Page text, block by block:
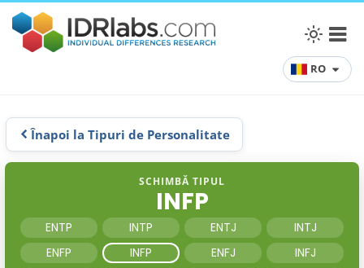
RO
Înapoi la Tipuri de Personalitate
SCHIMBĂ TIPUL
INFP
ENTP INTP ENTJ
INTJ
ENFP
INFP ENFJ
INFJ